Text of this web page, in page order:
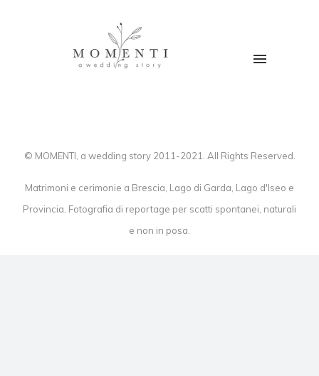
© MOMENTI, a wedding story 2011-2021. All Rights Reserved.
Matrimoni e cerimonie a Brescia, Lago di Garda, Lago d'Iseo e
Provincia. Fotografia di reportage per scatti spontanei, naturali
e non in posa.